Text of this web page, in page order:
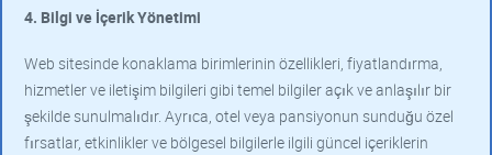
4. Bilgi ve İçerik Yönetimi
Web sitesinde konaklama birimlerinin özellikleri, fiyatlandırma,
hizmetler ve iletişim bilgileri gibi temel bilgiler açık ve anlaşılır bir
şekilde sunulmalıdır. Ayrıca, otel veya pansiyonun sunduğu özel
fırsatlar, etkinlikler ve bölgesel bilgilerle ilgili güncel içeriklerin